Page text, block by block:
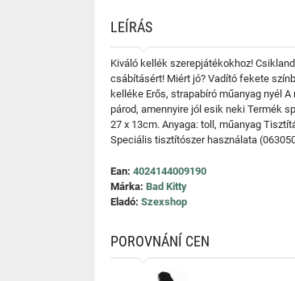
LEÍRÁS
Kiváló kellék szerepjátékokhoz!
csábításért! Miért jó? Vadító fekete
kelléke Erős, strapabíró műanyag nyél
párod, amennyire jól esik neki Termék
27 x 13cm. Anyaga: toll, műanyag
Speciális tisztítószer használata
Ean: 4024144009190
Márka: Bad Kitty
Eladó: Szexshop
POROVNÁNÍ CEN